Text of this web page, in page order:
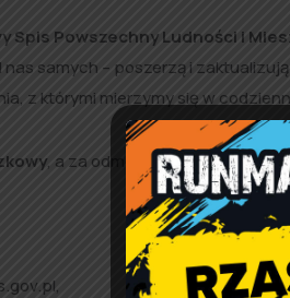
Spis Powszechny Ludności i
nas samych – poszerzą i
z którymi mierzymy się w
, a za odmowę udziału w